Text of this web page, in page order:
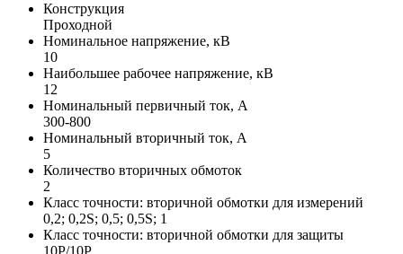
Конструкция
Проходной
Номинальное напряжение, кВ
10
Наибольшее рабочее напряжение, кВ
12
Номинальный первичный ток, А
300-800
Номинальный вторичный ток, А
5
Количество вторичных обмоток
2
Класс точности: вторичной обмотки для измерений
0,2; 0,2S; 0,5; 0,5S; 1
Класс точности: вторичной обмотки для защиты